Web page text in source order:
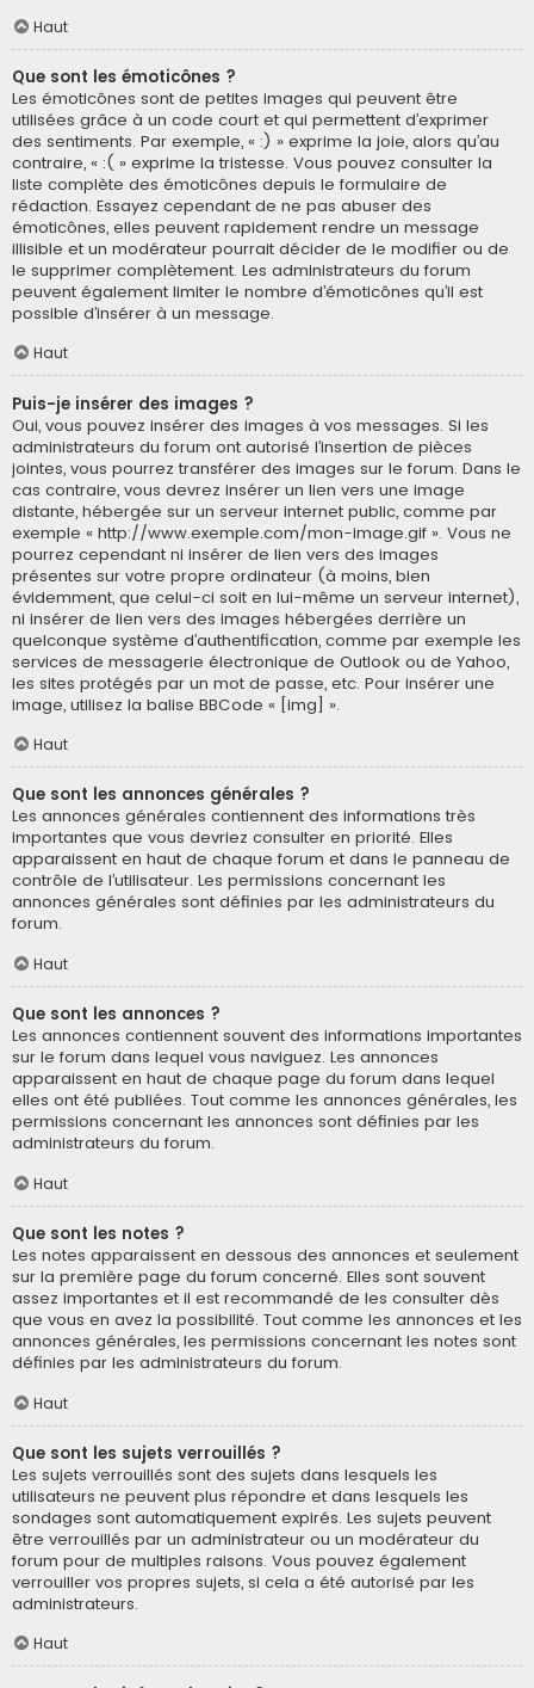
Haut
Que sont les émoticônes ?
Les émoticônes sont de petites images qui peuvent être
utilisées grâce à un code court et qui permettent d’exprimer
des sentiments. Par exemple, « :) » exprime la joie, alors qu’au
contraire, « :( » exprime la tristesse. Vous pouvez consulter la
liste complète des émoticônes depuis le formulaire de
rédaction. Essayez cependant de ne pas abuser des
émoticônes, elles peuvent rapidement rendre un message
illisible et un modérateur pourrait décider de le modifier ou de
le supprimer complètement. Les administrateurs du forum
peuvent également limiter le nombre d’émoticônes qu’il est
possible d’insérer à un message.
Haut
Puis-je insérer des images ?
Oui, vous pouvez insérer des images à vos messages. Si les
administrateurs du forum ont autorisé l’insertion de pièces
jointes, vous pourrez transférer des images sur le forum. Dans le
cas contraire, vous devrez insérer un lien vers une image
distante, hébergée sur un serveur internet public, comme par
exemple « http://www.exemple.com/mon-image.gif ». Vous ne
pourrez cependant ni insérer de lien vers des images
présentes sur votre propre ordinateur (à moins, bien
évidemment, que celui-ci soit en lui-même un serveur internet),
ni insérer de lien vers des images hébergées derrière un
quelconque système d’authentification, comme par exemple les
services de messagerie électronique de Outlook ou de Yahoo,
les sites protégés par un mot de passe, etc. Pour insérer une
image, utilisez la balise BBCode « [img] ».
Haut
Que sont les annonces générales ?
Les annonces générales contiennent des informations très
importantes que vous devriez consulter en priorité. Elles
apparaissent en haut de chaque forum et dans le panneau de
contrôle de l’utilisateur. Les permissions concernant les
annonces générales sont définies par les administrateurs du
forum.
Haut
Que sont les annonces ?
Les annonces contiennent souvent des informations importantes
sur le forum dans lequel vous naviguez. Les annonces
apparaissent en haut de chaque page du forum dans lequel
elles ont été publiées. Tout comme les annonces générales, les
permissions concernant les annonces sont définies par les
administrateurs du forum.
Haut
Que sont les notes ?
Les notes apparaissent en dessous des annonces et seulement
sur la première page du forum concerné. Elles sont souvent
assez importantes et il est recommandé de les consulter dès
que vous en avez la possibilité. Tout comme les annonces et les
annonces générales, les permissions concernant les notes sont
définies par les administrateurs du forum.
Haut
Que sont les sujets verrouillés ?
Les sujets verrouillés sont des sujets dans lesquels les
utilisateurs ne peuvent plus répondre et dans lesquels les
sondages sont automatiquement expirés. Les sujets peuvent
être verrouillés par un administrateur ou un modérateur du
forum pour de multiples raisons. Vous pouvez également
verrouiller vos propres sujets, si cela a été autorisé par les
administrateurs.
Haut